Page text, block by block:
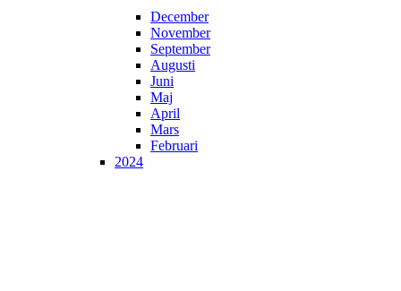
December
November
September
Augusti
Juni
Maj
April
Mars
Februari
2024